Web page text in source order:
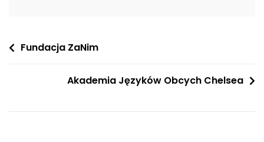
Nawigacja
Fundacja ZaNim
Akademia Języków Obcych Chelsea